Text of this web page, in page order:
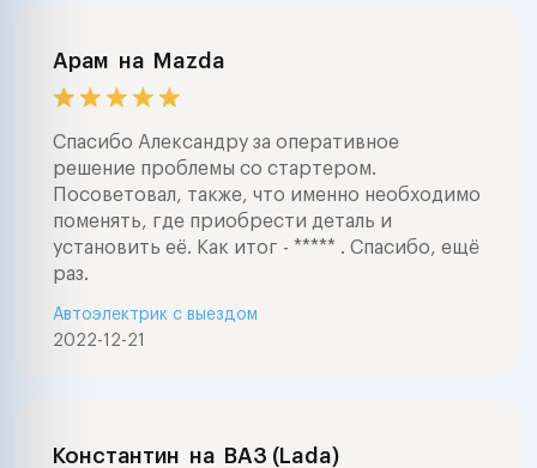
Арам на Mazda
Спасибо Александру за оперативное
решение проблемы со стартером.
Посоветовал, также, что именно необходимо
поменять, где приобрести деталь и
установить её. Как итог - ***** . Спасибо, ещё
раз.
2022-12-21
Автоэлектрик с выездом
Константин на ВАЗ (Lada)